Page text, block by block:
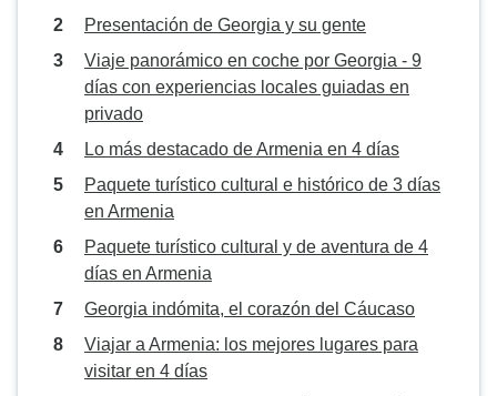
Presentación de Georgia y su gente
Viaje panorámico en coche por Georgia - 9
días con experiencias locales guiadas en
privado
Lo más destacado de Armenia en 4 días
Paquete turístico cultural e histórico de 3 días
en Armenia
Paquete turístico cultural y de aventura de 4
días en Armenia
Georgia indómita, el corazón del Cáucaso
Viajar a Armenia: los mejores lugares para
visitar en 4 días